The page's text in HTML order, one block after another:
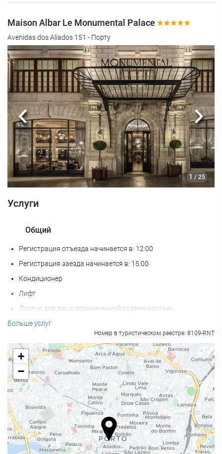
Maison Albar Le Monumental Palace
Avenidas dos Aliados 151 - Порту
1 / 25
Предыдущий
Услуги
Общий
Регистрация отъезда начинается в: 12:00
Регистрация заезда начинается в: 15:00
Кондиционер
Лифт
Доступ для лиц с ограниченной подвижностью
Номер для не курящих
Курение на всей территории запрещено
Звукоизолированные номера
Домашние питомцы не допускаются
Еда и напитки
Ресторан
Ресторан à la carte
Бар
Больше услуг
Номер в туристическом реестре: 8109-RNT
+
−